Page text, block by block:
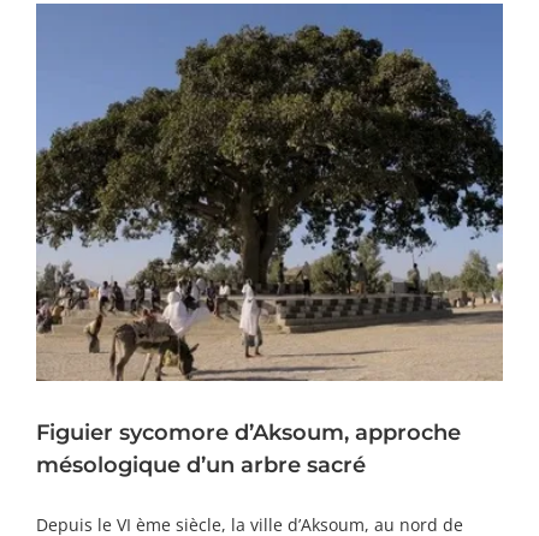
Figuier sycomore d’Aksoum, approche
mésologique d’un arbre sacré
Depuis le VI ème siècle, la ville d’Aksoum, au nord de